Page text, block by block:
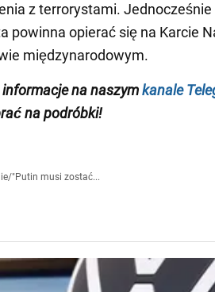
z terrorystami.
powinna opierać się na Karcie
międzynarodowym.
na naszymkanale
na podróbki!
/"Putin musi zostać...